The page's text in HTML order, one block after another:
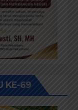
KE-69